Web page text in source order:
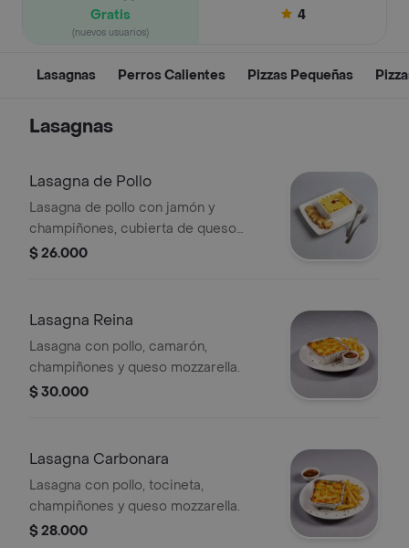
Gratis
(nuevos usuarios)
4
Lasagnas Perros Calientes Pizzas Pequeñas
Lasagnas
Lasagna de Pollo
Lasagna de pollo con jamón y
champiñones, cubierta de queso
gratinado.
$ 26.000
Lasagna Reina
Lasagna con pollo, camarón,
champiñones y queso mozzarella.
$ 30.000
Lasagna Carbonara
Lasagna con pollo, tocineta,
champiñones y queso mozzarella.
$ 28.000